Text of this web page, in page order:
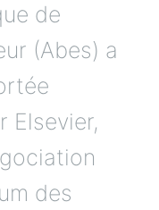
de
(Abes) a
Elsevier,
des